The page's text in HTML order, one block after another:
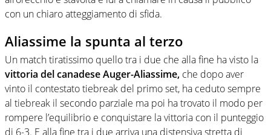
con un chiaro atteggiamento di sfida.
Aliassime la spunta al terzo
Un match tiratissimo quello tra i due che alla fine ha visto la
vittoria del canadese Auger-Aliassime, che dopo aver
vinto il contestato tiebreak del primo set, ha ceduto sempre
al tiebreak il secondo parziale ma poi ha trovato il modo per
rompere l’equilibrio e conquistare la vittoria con il punteggio
di 6-3. E alla fine tra i due arriva una distensiva stretta di